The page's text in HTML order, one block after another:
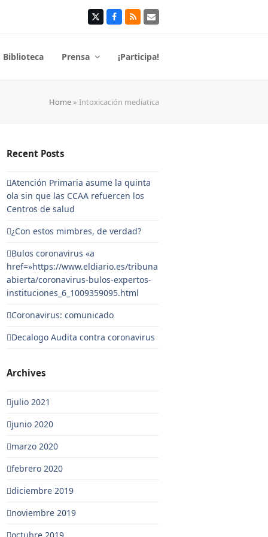
TwitterFacebook
RSS Correo
Biblioteca Prensa ¡Participa!
Home » Intoxicación mediatica
Recent Posts
Atención Primaria asume la quinta
ola sin que las CCAA refuercen los
Centros de salud
¿Con estos mimbres, de verdad?
Bulos coronavirus «a
href=»https://www.eldiario.es/tribuna
abierta/coronavirus-bulos-expertos-
instituciones_6_1009359095.html
Coronavirus: comunicado
Decalogo Audita contra coronavirus
Archives
julio 2021
junio 2020
marzo 2020
febrero 2020
diciembre 2019
noviembre 2019